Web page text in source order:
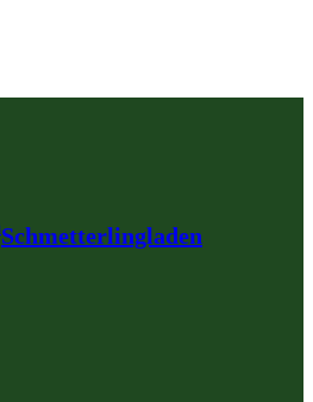
Schmetterlingladen